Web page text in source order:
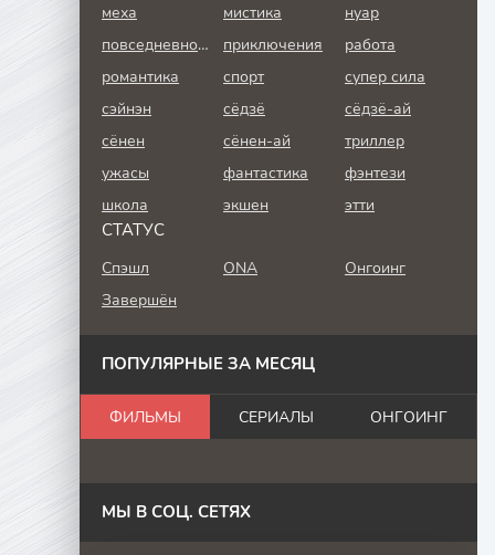
меха
мистика
нуар
повседневность
приключения
работа
романтика
спорт
супер сила
сэйнэн
сёдзё
сёдзё-ай
сёнен
сёнен-ай
триллер
ужасы
фантастика
фэнтези
школа
экшен этти
СТАТУС
Спэшл ONA
Онгоинг
Завершён
ПОПУЛЯРНЫЕ ЗА МЕСЯЦ
ФИЛЬМЫ СЕРИАЛЫ ОНГОИНГ
МЫ В СОЦ. СЕТЯХ